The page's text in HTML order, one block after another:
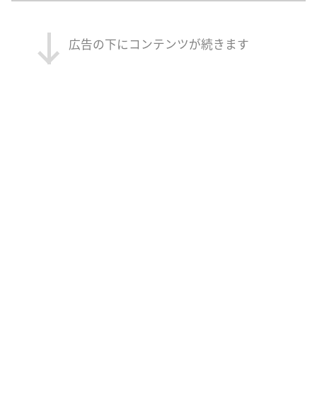
広告の下にコンテンツが続きます